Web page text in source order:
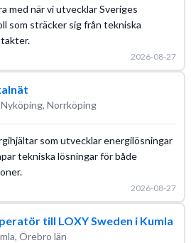
med när vi utvecklar Sveriges
som sträcker sig från tekniska
2026-08-27
Nyköping, Norrköping
som utvecklar energilösningar
tekniska lösningar för både
2026-08-27
till LOXY Sweden i Kumla
Örebro län